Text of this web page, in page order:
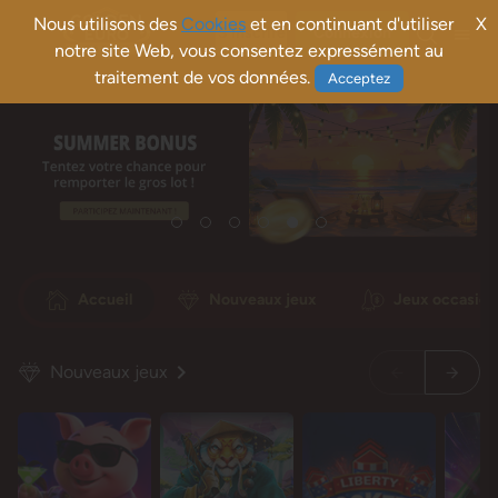
X
Nous utilisons des Cookies et en continuant d'utiliser
notre site Web, vous consentez expressément au
traitement de vos données.
Acceptez
S'inscrire Connexion
Nouveaux jeux